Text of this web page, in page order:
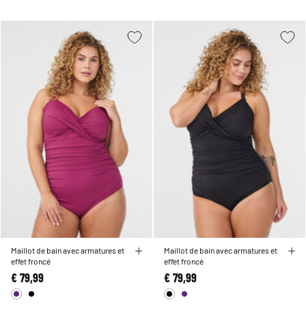
Maillot de bain avec armatures et
effet froncé
€ 79,99
Maillot de bain avec armatures et
effet froncé
€ 79,99